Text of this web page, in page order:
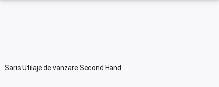
Saris Utilaje de vanzare Second Hand